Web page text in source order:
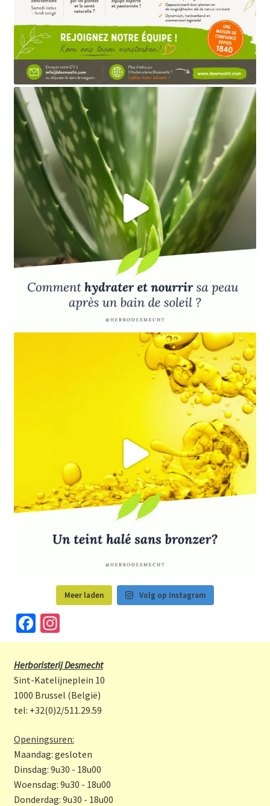
Meer laden Volg op Instagram
Fa
ce
b
o
o
k
In
st
a
gr
a
m
Herboristerij Desmecht
Sint-Katelijneplein 10
1000 Brussel (België)
tel: +32(0)2/511.29.59
Openingsuren:
Maandag: gesloten
Dinsdag: 9u30 - 18u00
Woensdag: 9u30 - 18u00
Donderdag: 9u30 - 18u00